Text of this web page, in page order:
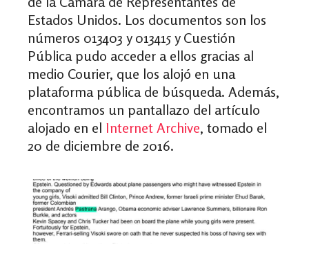
Estados Unidos. Los documentos son los
números 013403 y 013415 y Cuestión
Pública pudo acceder a ellos gracias al
medio Courier, que los alojó en una
plataforma pública de búsqueda. Además,
encontramos un pantallazo del artículo
alojado en el Internet Archive, tomado el
20 de diciembre de 2016.